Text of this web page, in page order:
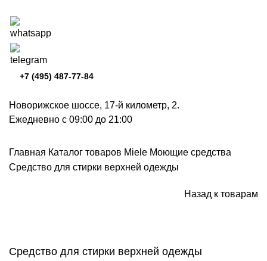
+7 (495) 487-77-84
Новорижское шоссе, 17-й километр, 2.
Ежедневно с 09:00 до 21:00
Главная Каталог товаров Miele Моющие средства
Средство для стирки верхней одежды
Назад к товарам
Средство для стирки верхней одежды